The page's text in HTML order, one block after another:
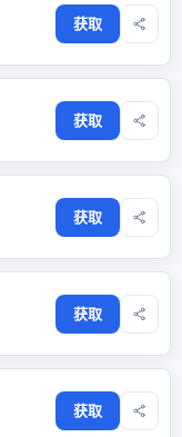
获取
获取
获取
获取
获取